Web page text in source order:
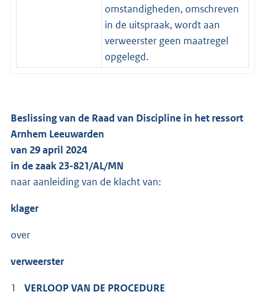
omstandigheden, omschreven
in de uitspraak, wordt aan
verweerster geen maatregel
opgelegd.
Beslissing van de Raad van Discipline in het ressort
Arnhem Leeuwarden
van 29 april 2024
in de zaak 23-821/AL/MN
naar aanleiding van de klacht van:
klager
over
verweerster
1 VERLOOP VAN DE PROCEDURE